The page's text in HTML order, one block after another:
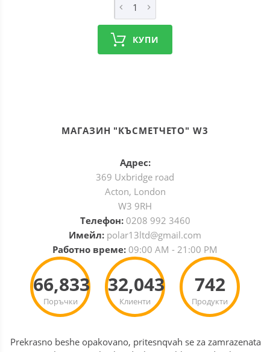
КУПИ
МАГАЗИН "КЪСМЕТЧЕТО" W3
Адрес:
369 Uxbridge road
Acton, London
W3 9RH
Телефон: 0208 992 3460
Имейл: polar13ltd@gmail.com
Работно време: 09:00 AM - 21:00 PM
Поръчки
66,833
Клиенти
32,043
Продукти
742
Prekrasno beshe opakovano, pritesnqvah se za zamrazenata